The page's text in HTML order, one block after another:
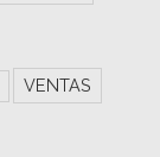
VENTAS